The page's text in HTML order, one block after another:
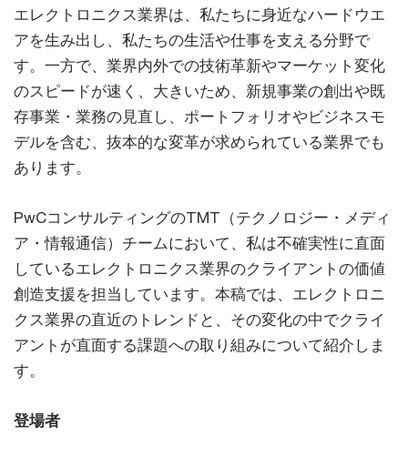
エレクトロニクス業界は、私たちに身近なハードウエ
アを生み出し、私たちの生活や仕事を支える分野で
す。一方で、業界内外での技術革新やマーケット変化
のスピードが速く、大きいため、新規事業の創出や既
存事業・業務の見直し、ポートフォリオやビジネスモ
デルを含む、抜本的な変革が求められている業界でも
あります。
PwCコンサルティングのTMT（テクノロジー・メディ
ア・情報通信）チームにおいて、私は不確実性に直面
しているエレクトロニクス業界のクライアントの価値
創造支援を担当しています。本稿では、エレクトロニ
クス業界の直近のトレンドと、その変化の中でクライ
アントが直面する課題への取り組みについて紹介しま
す。
登場者